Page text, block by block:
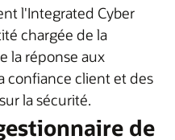
l'Integrated Cyber
chargée de la
la réponse aux
confiance client et des
la sécurité.
de